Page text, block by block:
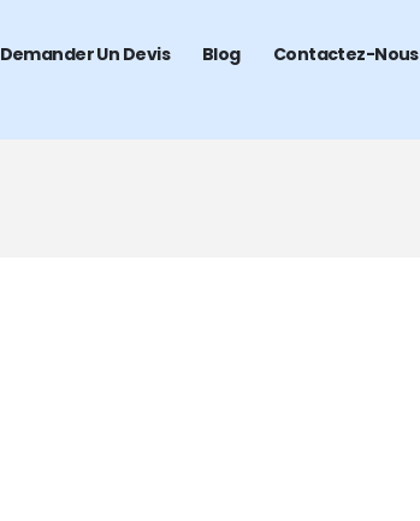
Demander Un Devis Blog Contactez-Nous